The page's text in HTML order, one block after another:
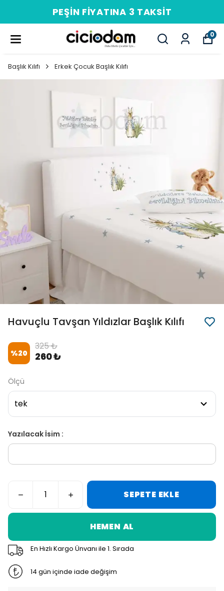
PEŞIN FIYATINA 3 TAKSIT
0
Başlık Kılıfı Erkek Çocuk Başlık Kılıfı
Havuçlu Tavşan Yıldızlar Başlık Kılıfı
%20
325 ₺
260 ₺
Ölçü
Yazılacak İsim :
SEPETE EKLE
HEMEN AL
En Hızlı Kargo Ünvanı ile 1. Sırada
14 gün içinde iade değişim